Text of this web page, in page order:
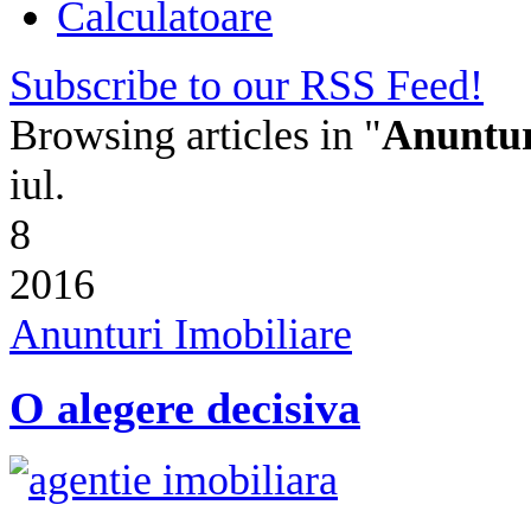
Calculatoare
Subscribe to our RSS Feed!
Browsing articles in "
iul.
8
2016
Anunturi Imobiliare
O alegere decisiva